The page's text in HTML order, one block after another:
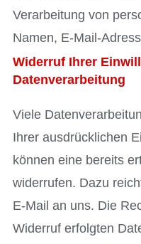
Verarbeitung von
Namen, E-Mail-
Widerruf Ihrer
Datenverarbeitung
Viele
Ihrer ausdrücklichen
können eine bereits
widerrufen. Dazu
E-Mail an uns. Die
Widerruf erfolgten